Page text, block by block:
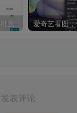
量
表评论